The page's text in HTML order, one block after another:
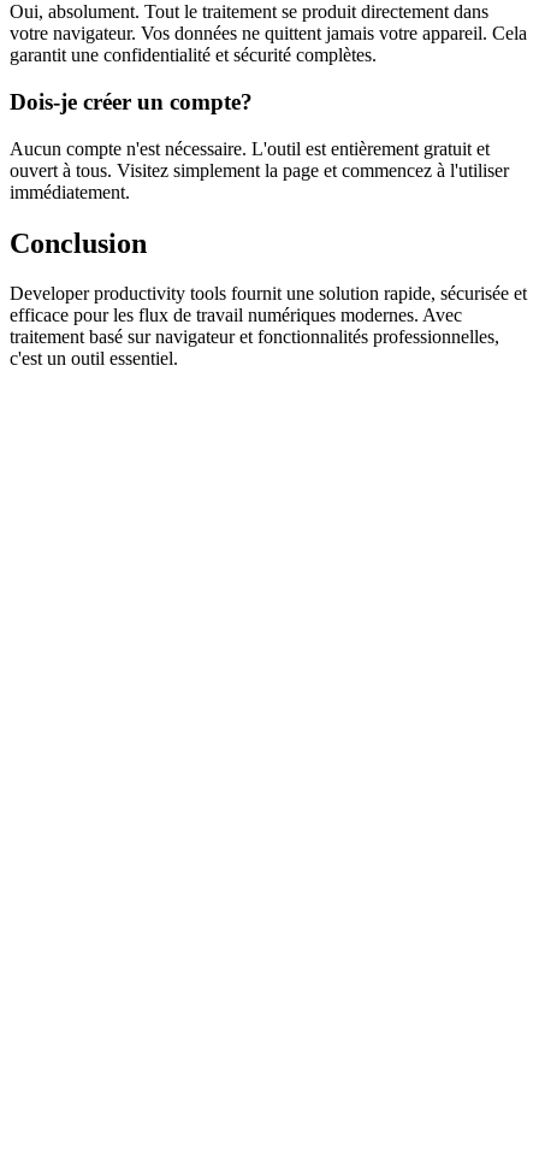
Oui, absolument. Tout le traitement se produit directement dans
votre navigateur. Vos données ne quittent jamais votre appareil. Cela
garantit une confidentialité et sécurité complètes.
Dois-je créer un compte?
Aucun compte n'est nécessaire. L'outil est entièrement gratuit et
ouvert à tous. Visitez simplement la page et commencez à l'utiliser
immédiatement.
Conclusion
Developer productivity tools fournit une solution rapide, sécurisée et
efficace pour les flux de travail numériques modernes. Avec
traitement basé sur navigateur et fonctionnalités professionnelles,
c'est un outil essentiel.